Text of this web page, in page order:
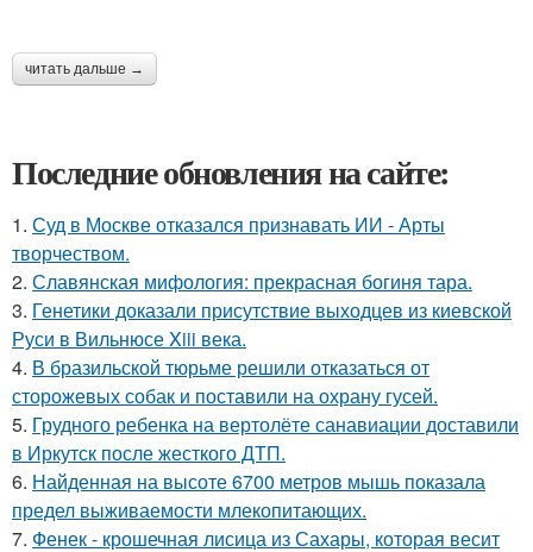
читать дальше →
Последние обновления на сайте:
1. Суд в Москве отказался признавать ИИ - Арты
творчеством.
2. Славянская мифология: прекрасная богиня тара.
3. Генетики доказали присутствие выходцев из киевской
Руси в Вильнюсе Xiii века.
4. В бразильской тюрьме решили отказаться от
сторожевых собак и поставили на охрану гусей.
5. Грудного ребенка на вертолёте санавиации доставили
в Иркутск после жесткого ДТП.
6. Найденная на высоте 6700 метров мышь показала
предел выживаемости млекопитающих.
7. Фенек - крошечная лисица из Сахары, которая весит